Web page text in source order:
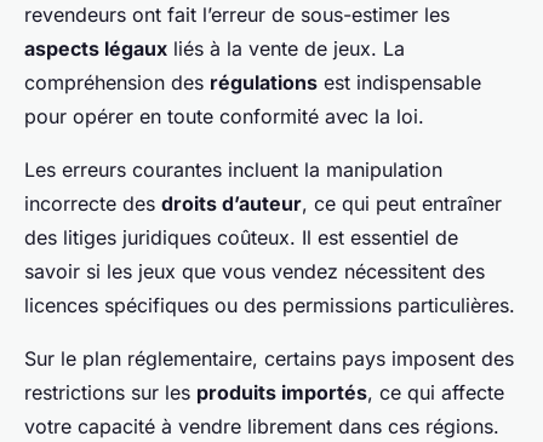
revendeurs ont fait l’erreur de sous-estimer les
aspects légaux liés à la vente de jeux. La
compréhension des régulations est indispensable
pour opérer en toute conformité avec la loi.
Les erreurs courantes incluent la manipulation
incorrecte des droits d’auteur, ce qui peut entraîner
des litiges juridiques coûteux. Il est essentiel de
savoir si les jeux que vous vendez nécessitent des
licences spécifiques ou des permissions particulières.
Sur le plan réglementaire, certains pays imposent des
restrictions sur les produits importés, ce qui affecte
votre capacité à vendre librement dans ces régions.